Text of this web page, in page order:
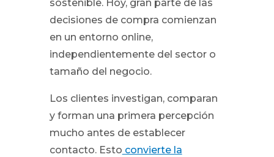
sostenible. Hoy, gran parte de las
decisiones de compra comienzan
en un entorno online,
independientemente del sector o
tamaño del negocio.
Los clientes investigan, comparan
y forman una primera percepción
mucho antes de establecer
contacto. Esto convierte la